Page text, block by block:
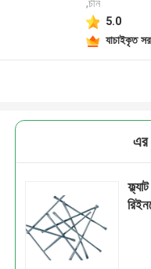
,চীন
5.0
যাচাইকৃত
এর